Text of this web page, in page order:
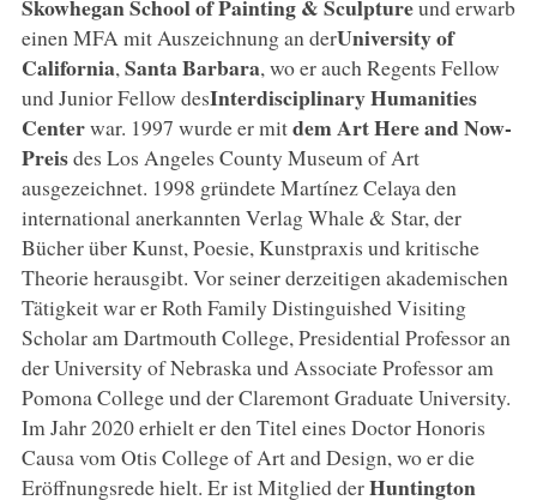
Skowhegan School of Painting & Sculptureund erwarb
einen MFA mit Auszeichnung an derUniversity of
California, Santa Barbara, wo er auch Regents Fellow
und Junior Fellow desInterdisciplinary Humanities
Centerwar. 1997 wurde er mitdem Art Here and Now-
Preisdes Los Angeles County Museum of Art
ausgezeichnet. 1998 gründete Martínez Celaya den
international anerkannten Verlag Whale & Star, der
Bücher über Kunst, Poesie, Kunstpraxis und kritische
Theorie herausgibt. Vor seiner derzeitigen akademischen
Tätigkeit war er Roth Family Distinguished Visiting
Scholar am Dartmouth College, Presidential Professor an
der University of Nebraska und Associate Professor am
Pomona College und der Claremont Graduate University.
Im Jahr 2020 erhielt er den Titel eines Doctor Honoris
Causa vom Otis College of Art and Design, wo er die
Eröffnungsrede hielt. Er ist Mitglied derHuntington